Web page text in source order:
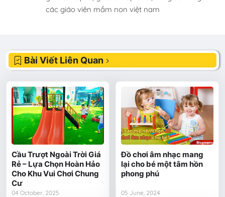
các giáo viên mầm non việt nam
Bài Viết Liên Quan
Cầu Trượt Ngoài Trời Giá
Rẻ – Lựa Chọn Hoàn Hảo
Cho Khu Vui Chơi Chung
Cư
04 October, 2025
Đồ chơi âm nhạc mang
lại cho bé một tâm hồn
phong phú
05 June, 2024